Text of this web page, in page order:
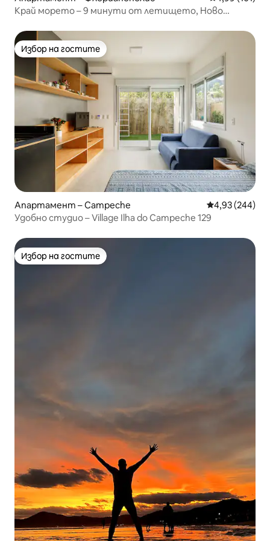
Край морето – 9 минути от летището, Ново
Избор на гостите
Избор на гостите
Апартамент – Campeche Средна
4,93 (244)
Удобно студио – Village Ilha do Campeche 129
Избор на гостите
Избор на гостите